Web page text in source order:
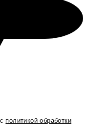
сполитикой обработки